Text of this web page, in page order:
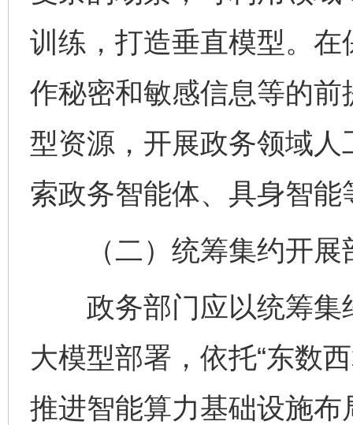
训练，打造垂直模型。
作秘密和敏感信息等的
型资源，开展政务领域
索政务智能体、具身智能
（二）统筹集约开展
政务部门应以统筹集
大模型部署，依托“东数
推进智能算力基础设施